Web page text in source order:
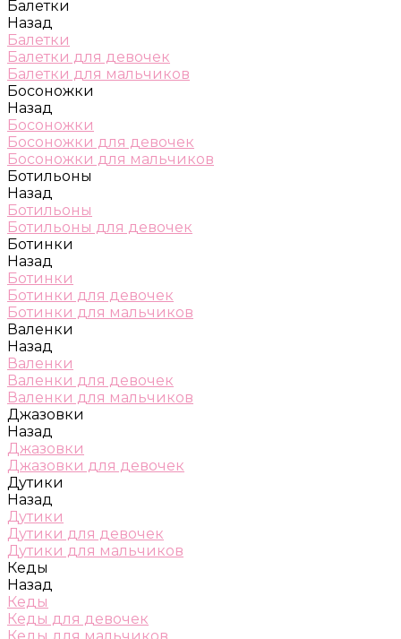
Балетки
Назад
Балетки
Балетки для девочек
Балетки для мальчиков
Босоножки
Назад
Босоножки
Босоножки для девочек
Босоножки для мальчиков
Ботильоны
Назад
Ботильоны
Ботильоны для девочек
Ботинки
Назад
Ботинки
Ботинки для девочек
Ботинки для мальчиков
Валенки
Назад
Валенки
Валенки для девочек
Валенки для мальчиков
Джазовки
Назад
Джазовки
Джазовки для девочек
Дутики
Назад
Дутики
Дутики для девочек
Дутики для мальчиков
Кеды
Назад
Кеды
Кеды для девочек